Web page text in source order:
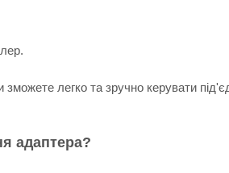
легко та зручно керувати
адаптера?